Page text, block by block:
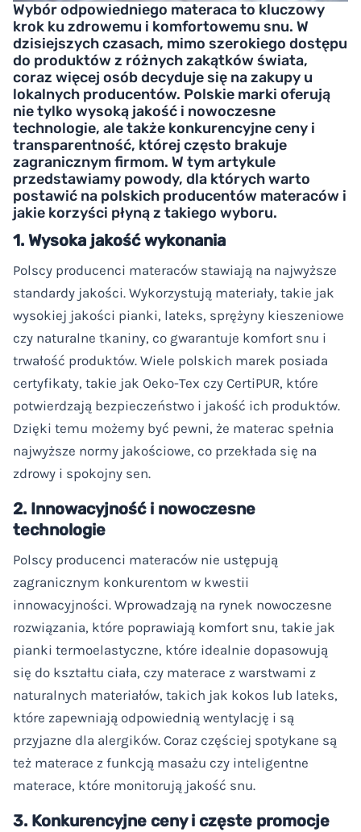
Wybór odpowiedniego materaca to kluczowy
krok ku zdrowemu i komfortowemu snu. W
dzisiejszych czasach, mimo szerokiego dostępu
do produktów z różnych zakątków świata,
coraz więcej osób decyduje się na zakupy u
lokalnych producentów. Polskie marki oferują
nie tylko wysoką jakość i nowoczesne
technologie, ale także konkurencyjne ceny i
transparentność, której często brakuje
zagranicznym firmom. W tym artykule
przedstawiamy powody, dla których warto
postawić na polskich producentów materaców i
jakie korzyści płyną z takiego wyboru.
1. Wysoka jakość wykonania
Polscy producenci materaców stawiają na najwyższe
standardy jakości. Wykorzystują materiały, takie jak
wysokiej jakości pianki, lateks, sprężyny kieszeniowe
czy naturalne tkaniny, co gwarantuje komfort snu i
trwałość produktów. Wiele polskich marek posiada
certyfikaty, takie jak Oeko-Tex czy CertiPUR, które
potwierdzają bezpieczeństwo i jakość ich produktów.
Dzięki temu możemy być pewni, że materac spełnia
najwyższe normy jakościowe, co przekłada się na
zdrowy i spokojny sen.
2. Innowacyjność i nowoczesne
technologie
Polscy producenci materaców nie ustępują
zagranicznym konkurentom w kwestii
innowacyjności. Wprowadzają na rynek nowoczesne
rozwiązania, które poprawiają komfort snu, takie jak
pianki termoelastyczne, które idealnie dopasowują
się do kształtu ciała, czy materace z warstwami z
naturalnych materiałów, takich jak kokos lub lateks,
które zapewniają odpowiednią wentylację i są
przyjazne dla alergików. Coraz częściej spotykane są
też materace z funkcją masażu czy inteligentne
materace, które monitorują jakość snu.
3. Konkurencyjne ceny i częste promocje